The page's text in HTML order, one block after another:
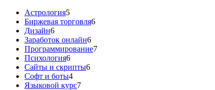
Астрология55
товаров
Биржевая торговля66
Дизайн66
товаров
Заработок онлайн66
товаров
Программирование77
Психология66
товаров
Сайты и скрипты66
Софт и боты44
товара
Языковой курс77